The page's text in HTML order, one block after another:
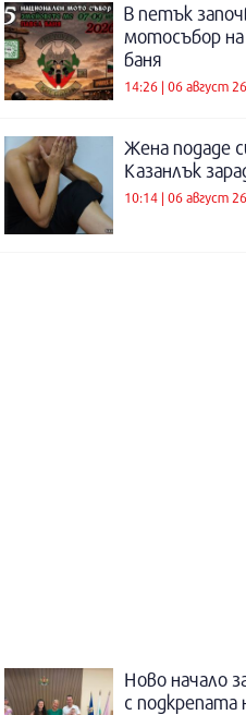
В петък
мотосъбор на
баня
14:26 | 06 август 26
Жена подаде
Казанлък
10:14 | 06 август 26
Ново начало
с подкрепата